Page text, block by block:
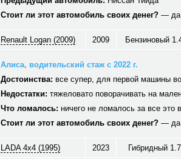
Стоит ли этот автомобиль своих денег? — да
Renault Logan (2009) 2009 Бензиновый
Алиса, водительский стаж с 2022 г.
Достоинства: все супер, для первой машины
Недостатки: тяжеловато поворачивать на
Что ломалось: ничего не ломалось за все это
Стоит ли этот автомобиль своих денег? — да
LADA 4x4 (1995) 2023 Гибридный